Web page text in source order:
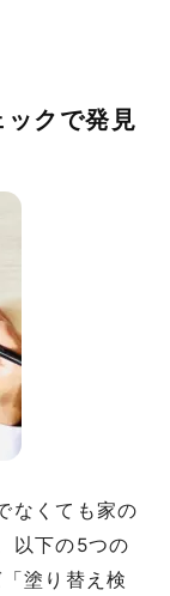
クで発見
なくても家の
以下の5つの
塗り替え検